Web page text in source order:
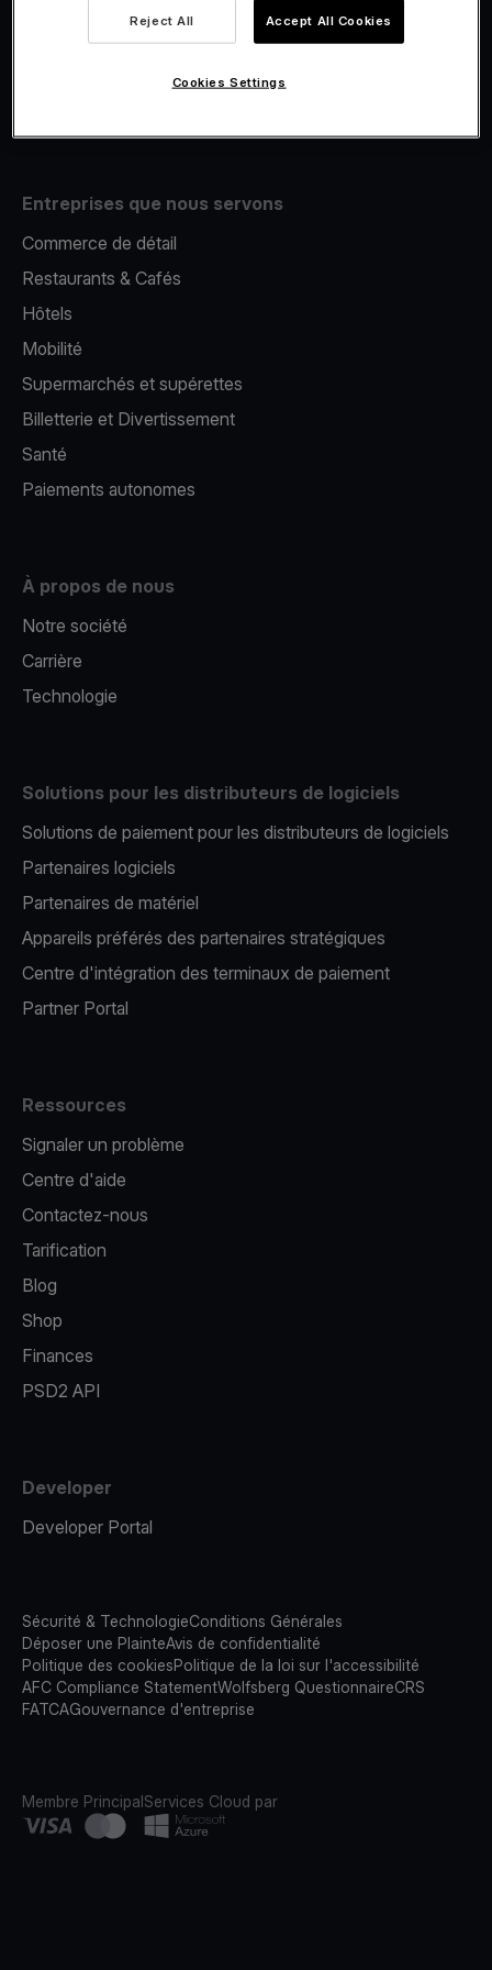
E-Reporting
Entreprises que nous servons
Commerce de détail
Restaurants & Cafés
Hôtels
Mobilité
Supermarchés et supérettes
Billetterie et Divertissement
Santé
Paiements autonomes
À propos de nous
Notre société
Carrière
Technologie
Solutions pour les distributeurs de logiciels
Solutions de paiement pour les distributeurs de logiciels
Partenaires logiciels
Partenaires de matériel
Appareils préférés des partenaires stratégiques
Centre d'intégration des terminaux de paiement
Partner Portal
Ressources
Signaler un problème
Centre d'aide
Contactez-nous
Tarification
Blog
Shop
Finances
PSD2 API
Developer
Developer Portal
Sécurité & TechnologieConditions Générales
Déposer une PlainteAvis de confidentialité
Politique des cookiesPolitique de la loi sur l'accessibilité
AFC Compliance StatementWolfsberg QuestionnaireCRS
FATCAGouvernance d'entreprise
Membre PrincipalServices Cloud par
Reject All Accept All Cookies
Cookies Settings